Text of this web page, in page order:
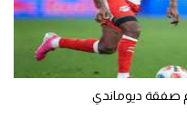
صفقة ديوماندي